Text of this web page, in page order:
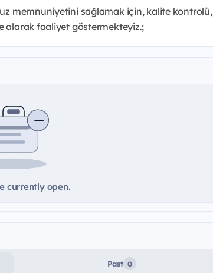
memnuniyetini sağlamak için, kalite kontrolü,
alarak faaliyet göstermekteyiz.;
currently open.
Past 0